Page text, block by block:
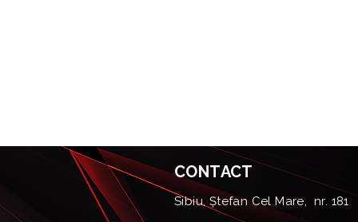
CONTACT
Sibiu, Ștefan Cel Mare, nr. 181